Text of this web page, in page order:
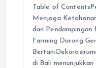
Table of
Menjaga
dan Pendampingan
Farming Dorong
di Bali